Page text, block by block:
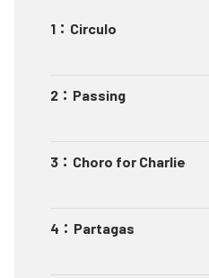
1 ： Circulo
2 ： Passing
3 ： Choro for Charlie
4 ： Partagas